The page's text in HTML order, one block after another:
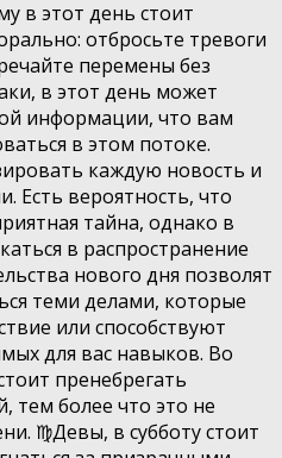
в этот день стоит
отбросьте тревоги
перемены без
в этот день может
информации, что вам
в этом потоке.
каждую новость и
Есть вероятность, что
тайна, однако в
в распространение
нового дня позволят
теми делами, которые
или способствуют
для вас навыков. Во
пренебрегать
тем более что это не
♍️Девы, в субботу стоит